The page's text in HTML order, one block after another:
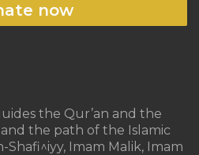
now
the Qur’an and the
the path of the Islamic
Shafi^iyy, Imam Malik, Imam